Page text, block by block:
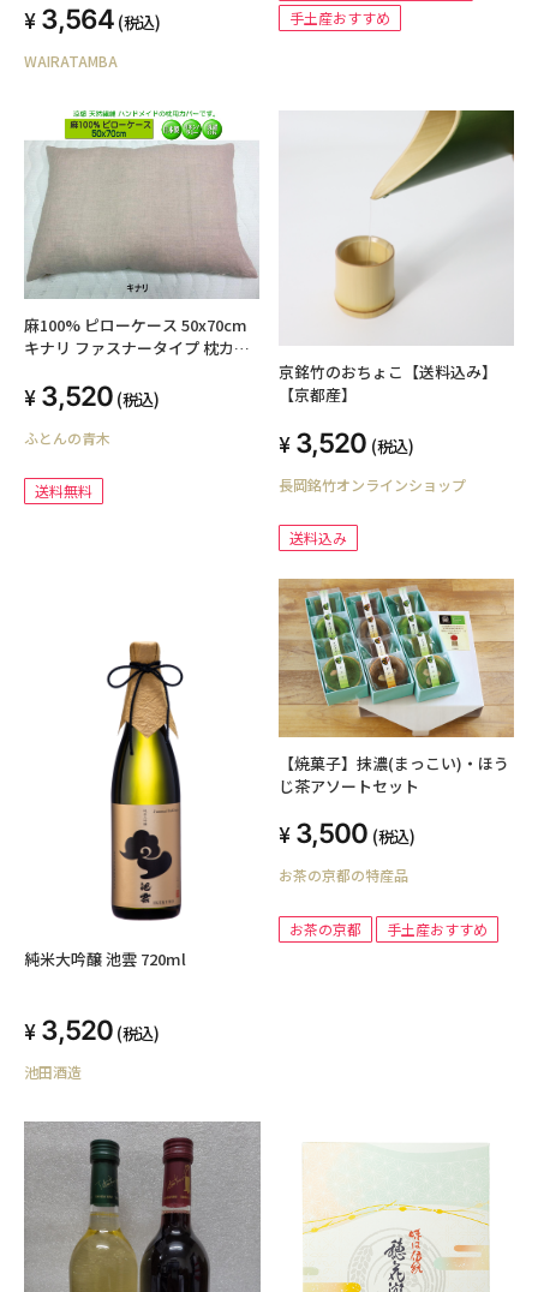
3,564 (税込)
WAIRATAMBA
手土産おすすめ
麻100% ピローケース 50x70cm
キナリ ファスナータイプ 枕カバ
ウォッシャブル リネン/ラミー 夏
におすすめ linen 小さいサイズ
自社生産 オリジナル ハンドメイ
3,520 (税込)
ふとんの青木
送料無料
京銘竹のおちょこ【送料込み】
【京都産】
3,520 (税込)
長岡銘竹オンラインショップ
送料込み
純米大吟醸 池雲 720ml
3,520 (税込)
池田酒造
【焼菓子】抹濃(まっこい)・ほう
じ茶アソートセット
3,500 (税込)
お茶の京都の特産品
お茶の京都 手土産おすすめ